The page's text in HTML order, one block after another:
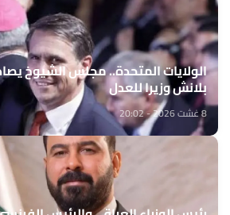
الولايات المتحدة.. مجلس الشيوخ
بلانش وزيرا للعدل
8 غشت 2026 - 20:02